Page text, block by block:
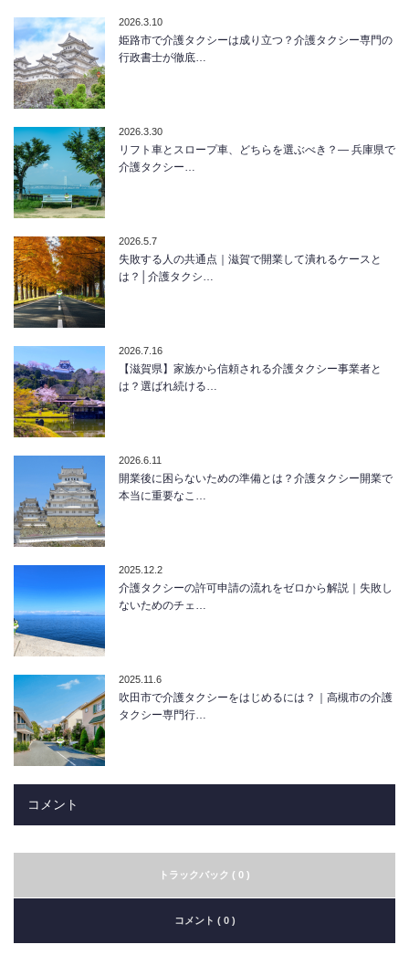
2026.3.10
姫路市で介護タクシーは成り立つ？介護タクシー専門の
行政書士が徹底…
2026.3.30
リフト車とスロープ車、どちらを選ぶべき？― 兵庫県で
介護タクシー…
2026.5.7
失敗する人の共通点｜滋賀で開業して潰れるケースと
は？│介護タクシ…
2026.7.16
【滋賀県】家族から信頼される介護タクシー事業者と
は？選ばれ続ける…
2026.6.11
開業後に困らないための準備とは？介護タクシー開業で
本当に重要なこ…
2025.12.2
介護タクシーの許可申請の流れをゼロから解説｜失敗し
ないためのチェ…
2025.11.6
吹田市で介護タクシーをはじめるには？｜高槻市の介護
タクシー専門行…
コメント
トラックバック ( 0 )
コメント ( 0 )